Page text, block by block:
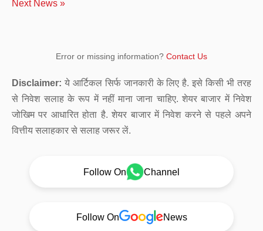
Next News »
Error or missing information? Contact Us
Disclaimer: ये आर्टिकल सिर्फ जानकारी के लिए है. इसे किसी भी तरह
से निवेश सलाह के रूप में नहीं माना जाना चाहिए. शेयर बाजार में निवेश
जोखिम पर आधारित होता है. शेयर बाजार में निवेश करने से पहले अपने
वित्तीय सलाहकार से सलाह जरूर लें.
Follow On Channel
Follow On News